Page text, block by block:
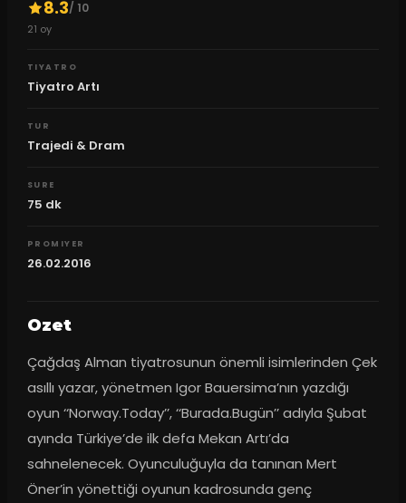
8.3/ 10
21 oy
TIYATRO
Tiyatro Artı
TUR
Trajedi & Dram
SURE
75 dk
PROMIYER
26.02.2016
Ozet
Çağdaş Alman tiyatrosunun önemli isimlerinden Çek
asıllı yazar, yönetmen Igor Bauersima’nın yazdığı
oyun ‘‘Norway.Today’’, ‘‘Burada.Bugün’’ adıyla Şubat
ayında Türkiye’de ilk defa Mekan Artı’da
sahnelenecek. Oyunculuğuyla da tanınan Mert
Öner’in yönettiği oyunun kadrosunda genç